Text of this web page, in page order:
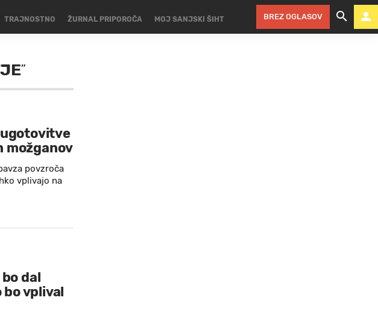
TRAJNOSTNO ŽURNAL PRIPOROČA MOJ SANJSKI ŠIHT BREZ OGLASOV
”
možganov
povzroča
vplivajo na
dal
vplival